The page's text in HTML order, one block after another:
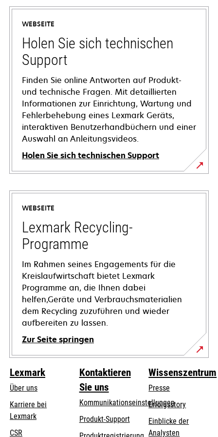
WEBSEITE
Holen Sie sich technischen
Support
Finden Sie online Antworten auf Produkt-
und technische Fragen. Mit detaillierten
Informationen zur Einrichtung, Wartung und
Fehlerbehebung eines Lexmark Geräts,
interaktiven Benutzerhandbüchern und einer
Auswahl an Anleitungsvideos.
Holen Sie sich technischen Support
wird
in
neuen
Registerkarte
geöffnet
WEBSEITE
Lexmark Recycling-
Programme
Im Rahmen seines Engagements für die
Kreislaufwirtschaft bietet Lexmark
Programme an, die Ihnen dabei
helfen,Geräte und Verbrauchsmaterialien
dem Recycling zuzuführen und wieder
aufbereiten zu lassen.
Zur Seite springen
Lexmark
Über uns
Karriere bei
Lexmark
CSR
Kontaktieren
Sie uns
Kommunikationseinstellungen
wird
in
Produkt-Supportwird
Wissenszentrum
Presse
Erfolgsstory
Einblicke der
Analysten